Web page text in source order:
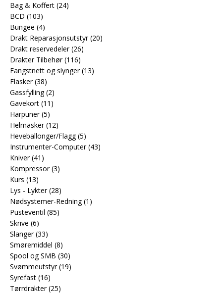
Bag & Koffert (24)
BCD (103)
Bungee (4)
Drakt Reparasjonsutstyr (20)
Drakt reservedeler (26)
Drakter Tilbehør (116)
Fangstnett og slynger (13)
Flasker (38)
Gassfylling (2)
Gavekort (11)
Harpuner (5)
Helmasker (12)
Heveballonger/Flagg (5)
Instrumenter-Computer (43)
Kniver (41)
Kompressor (3)
Kurs (13)
Lys - Lykter (28)
Nødsystemer-Redning (1)
Pusteventil (85)
Skrive (6)
Slanger (33)
Smøremiddel (8)
Spool og SMB (30)
Svømmeutstyr (19)
Syrefast (16)
Tørrdrakter (25)